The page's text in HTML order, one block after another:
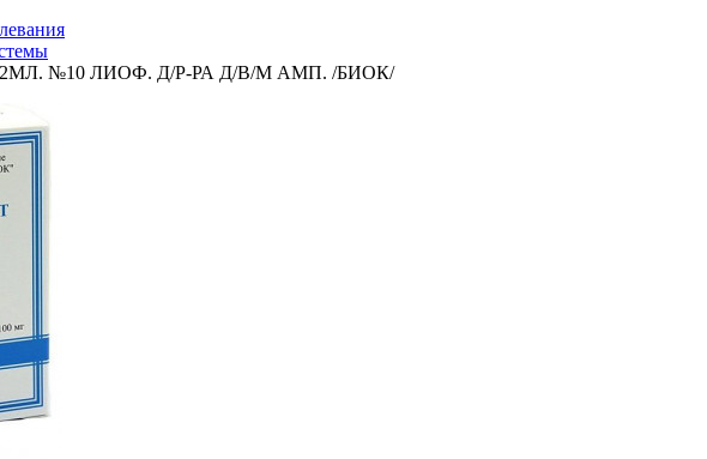
№10 ЛИОФ. Д/Р-РА Д/В/М АМП. /БИОК/